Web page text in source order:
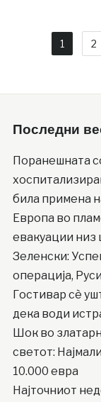
1 2
Последни
Поранешната
била примена
Европа во
евакуации низ
Зеленски:
операција,
Гостивар сè
дека води
Шок во
светот:
10.000 евра
Најточниот